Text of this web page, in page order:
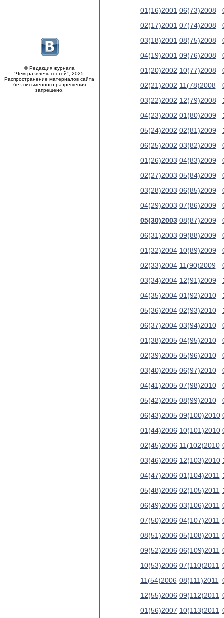
© Редакция журнала
"Чем развлечь гостей", 2025.
Распространение материалов сайта
без письменного разрешения
запрещено.
01(16)2001
02(17)2001
03(18)2001
04(19)2001
01(20)2002
02(21)2002
03(22)2002
04(23)2002
05(24)2002
06(25)2002
01(26)2003
02(27)2003
03(28)2003
04(29)2003
05(30)2003
06(31)2003
01(32)2004
02(33)2004
03(34)2004
04(35)2004
05(36)2004
06(37)2004
01(38)2005
02(39)2005
03(40)2005
04(41)2005
05(42)2005
06(43)2005
01(44)2006
02(45)2006
03(46)2006
04(47)2006
05(48)2006
06(49)2006
07(50)2006
08(51)2006
09(52)2006
10(53)2006
11(54)2006
12(55)2006
01(56)2007
06(73)2008
07(74)2008
08(75)2008
09(76)2008
10(77)2008
11(78)2008
12(79)2008
01(80)2009
02(81)2009
03(82)2009
04(83)2009
05(84)2009
06(85)2009
07(86)2009
08(87)2009
09(88)2009
10(89)2009
11(90)2009
12(91)2009
01(92)2010
02(93)2010
03(94)2010
04(95)2010
05(96)2010
06(97)2010
07(98)2010
08(99)2010
09(100)2010
10(101)2010
11(102)2010
12(103)2010
01(104)2011
02(105)2011
03(106)2011
04(107)2011
05(108)2011
06(109)2011
07(110)2011
08(111)2011
09(112)2011
10(113)2011